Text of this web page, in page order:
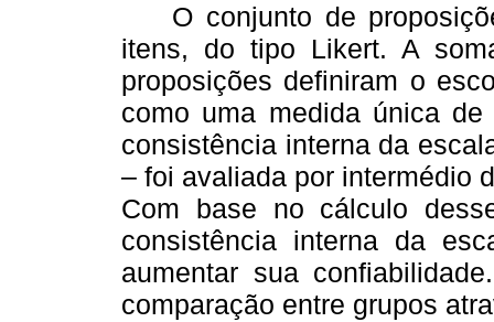
O conjunto de
itens, do tipo Likert. A
proposições definiram o
como uma medida única
consistência interna da
– foi avaliada por intermédio
Com base no cálculo
consistência interna da
aumentar sua
comparação entre grupos